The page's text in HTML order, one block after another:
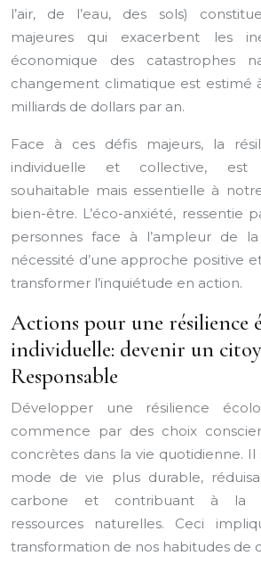
l’air, de l’eau, des sols)
majeures qui exacerbent les
économique des catastrophes
changement climatique est estimé
milliards de dollars par an.
Face à ces défis majeurs, la
individuelle et collective, est
souhaitable mais essentielle à
bien-être. L’éco-anxiété, ressentie
personnes face à l’ampleur de
nécessité d’une approche positive
transformer l’inquiétude en action.
Actions pour une résilience
individuelle: devenir un
Responsable
Développer une résilience
commence par des choix
concrètes dans la vie quotidienne. Il
mode de vie plus durable,
carbone et contribuant à la
ressources naturelles. Ceci
transformation de nos habitudes de